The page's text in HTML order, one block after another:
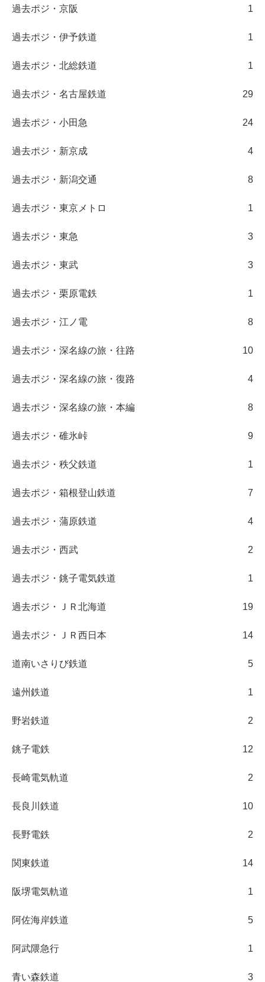
過去ポジ・京阪 1
過去ポジ・伊予鉄道 1
過去ポジ・北総鉄道 1
過去ポジ・名古屋鉄道 29
過去ポジ・小田急 24
過去ポジ・新京成 4
過去ポジ・新潟交通 8
過去ポジ・東京メトロ 1
過去ポジ・東急 3
過去ポジ・東武 3
過去ポジ・栗原電鉄 1
過去ポジ・江ノ電 8
過去ポジ・深名線の旅・往路 10
過去ポジ・深名線の旅・復路 4
過去ポジ・深名線の旅・本編 8
過去ポジ・碓氷峠 9
過去ポジ・秩父鉄道 1
過去ポジ・箱根登山鉄道 7
過去ポジ・蒲原鉄道 4
過去ポジ・西武 2
過去ポジ・銚子電気鉄道 1
過去ポジ・ＪＲ北海道 19
過去ポジ・ＪＲ西日本 14
道南いさりび鉄道 5
遠州鉄道 1
野岩鉄道 2
銚子電鉄 12
長崎電気軌道 2
長良川鉄道 10
長野電鉄 2
関東鉄道 14
阪堺電気軌道 1
阿佐海岸鉄道 5
阿武隈急行 1
青い森鉄道 3